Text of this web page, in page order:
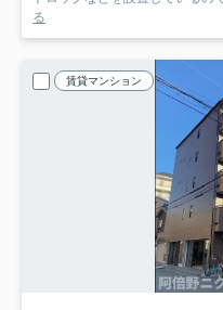
る
賃貸マンション